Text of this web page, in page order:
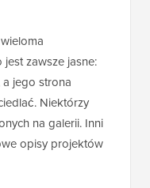
zawsze jasne:
jego strona
Niektórzy
na galerii. Inni
opisy projektów